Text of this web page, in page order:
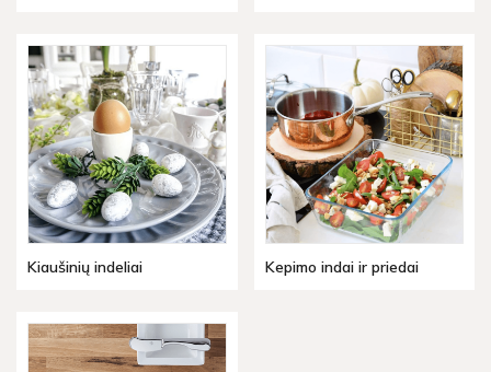
Kiaušinių indeliai Kepimo indai ir priedai